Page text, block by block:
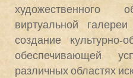
художественного
виртуальной
создание культурно-
обеспечивающей
различных областях